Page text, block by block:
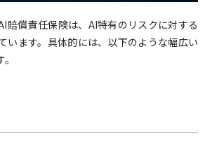
賠償責任保険は、AI特有のリスクに対する
います。具体的には、以下のような幅広い